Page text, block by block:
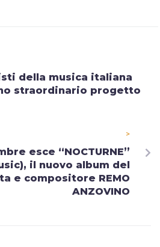
della musica italiana
straordinario progetto
>
esce “NOCTURNE”
il nuovo album del
e compositore REMO
ANZOVINO